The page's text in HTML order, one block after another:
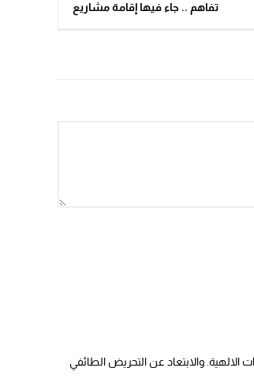
تفاهم .. جاء فيها إقامة مشاريع
الالهية. والابتعاد عن التحريض الطائفي